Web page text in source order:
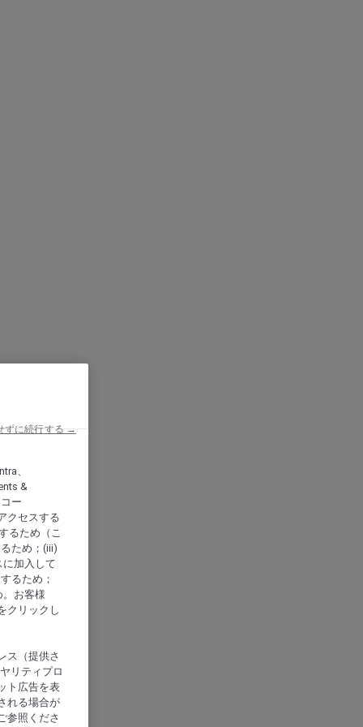
、
&
ー
クセスする
るため（こ
ため；(iii)
加入して
るため；
お客様
クリックし
ス（提供さ
リティプロ
ト広告を表
れる場合が
参照くださ
ずに続行する →